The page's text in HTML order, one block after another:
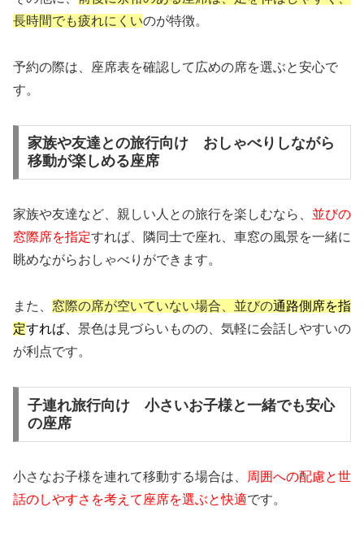
長時間でも疲れにくいのが特徴。
予約の際は、座席表を確認して広めの席を選ぶと安心で
す。
家族や友達との旅行向け おしゃべりしながら
移動が楽しめる座席
家族や友達など、親しい人との旅行を楽しむなら、 並びの
窓際席を指定すれば、隣同士で座れ、車窓の風景を一緒に
眺めながらおしゃべりができます。
また、 窓際の席が空いていない場合、並びの通路側席を指
定すれば、 景色は見づらいものの、気軽に会話しやすいの
が利点です。
子連れ旅行向け 小さいお子様と一緒でも安心
の座席
小さなお子様を連れて移動する場合は、
周囲への配慮と世
話のしやすさを考えて座席を選ぶと快適です。